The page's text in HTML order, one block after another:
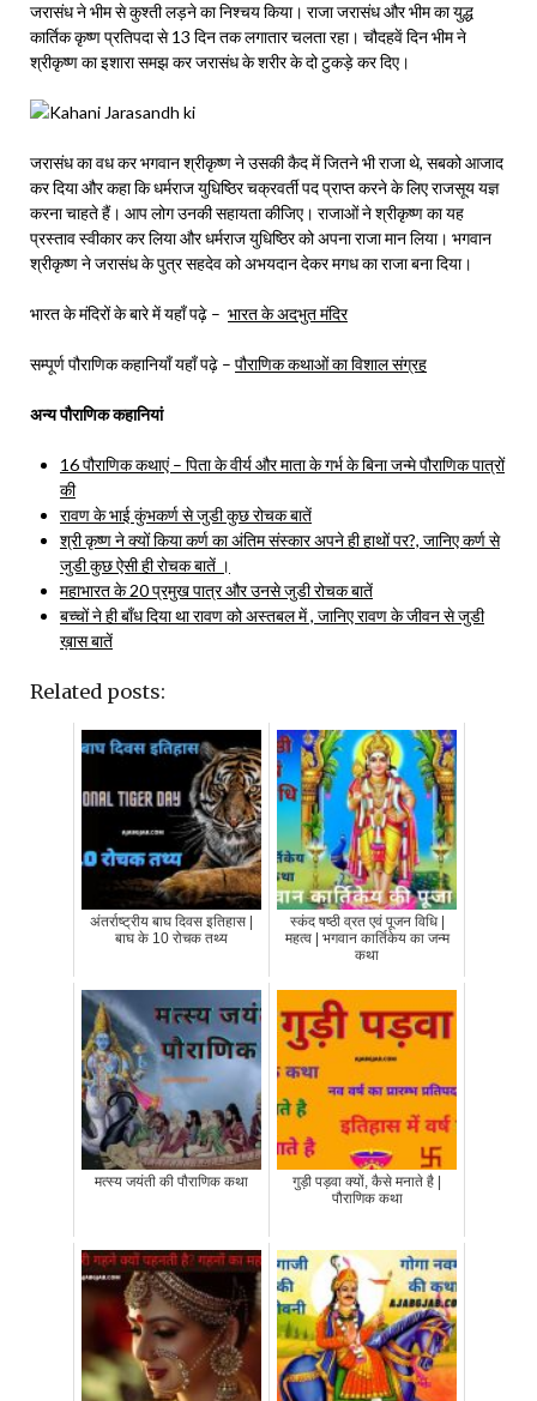
जरासंध ने भीम से कुश्ती लड़ने का निश्चय किया। राजा जरासंध और भीम का युद्ध
कार्तिक कृष्ण प्रतिपदा से 13 दिन तक लगातार चलता रहा। चौदहवें दिन भीम ने
श्रीकृष्ण का इशारा समझ कर जरासंध के शरीर के दो टुकड़े कर दिए।
जरासंध का वध कर भगवान श्रीकृष्ण ने उसकी कैद में जितने भी राजा थे, सबको आजाद
कर दिया और कहा कि धर्मराज युधिष्ठिर चक्रवर्ती पद प्राप्त करने के लिए राजसूय यज्ञ
करना चाहते हैं। आप लोग उनकी सहायता कीजिए। राजाओं ने श्रीकृष्ण का यह
प्रस्ताव स्वीकार कर लिया और धर्मराज युधिष्ठिर को अपना राजा मान लिया। भगवान
श्रीकृष्ण ने जरासंध के पुत्र सहदेव को अभयदान देकर मगध का राजा बना दिया।
भारत के मंदिरों के बारे में यहाँ पढ़े – भारत के अदभुत मंदिर
सम्पूर्ण पौराणिक कहानियाँ यहाँ पढ़े – पौराणिक कथाओं का विशाल संग्रह
अन्य पौराणिक कहानियां
16 पौराणिक कथाएं – पिता के वीर्य और माता के गर्भ के बिना जन्मे पौराणिक पात्रों
की
रावण के भाई कुंभकर्ण से जुडी कुछ रोचक बातें
श्री कृष्ण ने क्यों किया कर्ण का अंतिम संस्कार अपने ही हाथों पर?, जानिए कर्ण से
जुडी कुछ ऐसी ही रोचक बातें ।
महाभारत के 20 प्रमुख पात्र और उनसे जुडी रोचक बातें
बच्चों ने ही बाँध दिया था रावण को अस्तबल में , जानिए रावण के जीवन से जुडी
ख़ास बातें
Related posts:
अंतर्राष्ट्रीय बाघ दिवस इतिहास |
बाघ के 10 रोचक तथ्य
स्कंद षष्ठी व्रत एवं पूजन विधि |
महत्व | भगवान कार्तिकेय का जन्म
कथा
मत्स्य जयंती की पौराणिक कथा
गुड़ी पड़वा क्यों, कैसे मनाते है |
पौराणिक कथा